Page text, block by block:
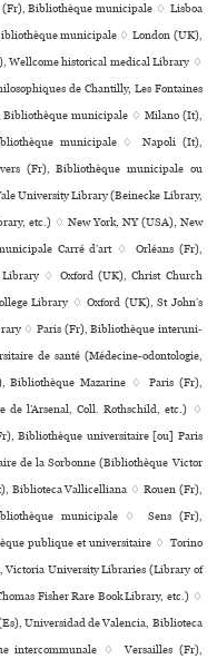
(Fr), Bibliothèque muni­ci­pale ♢ Lisboa
muni­ci­pale ♢ London (UK),
Wellcome his­to­ri­cal medi­cal Library ♢
de Chantilly, Les Fontaines
Bibliothèque muni­ci­pale ♢ Milano (It),
muni­ci­pale ♢ Napoli (It),
(Fr), Bibliothèque muni­ci­pale ou
University Library (Beinecke Library,
etc.) ♢ New York, NY (USA), New
Carré d’art ♢ Orléans (Fr),
♢ Oxford (UK), Christ Church
Library ♢ Oxford (UK), St John’s
♢ Paris (Fr), Bibliothèque inte­ru­ni­
de santé (Médecine-odon­to­lo­gie,
Bibliothèque Mazarine ♢ Paris (Fr),
de l’Arsenal, Coll. Rothschild, etc.) ♢
Bibliothèque uni­ver­si­taire [ou] Paris
de la Sorbonne (Bibliothèque Victor
Biblioteca Vallicelliana ♢ Rouen (Fr),
muni­ci­pale ♢ Sens (Fr),
publi­que et uni­ver­si­taire ♢ Torino
Victoria University Libraries (Library of
Fisher Rare Book Library, etc.) ♢
Universidad de Valencia, Biblioteca
inter­com­mu­nale ♢ Versailles (Fr),